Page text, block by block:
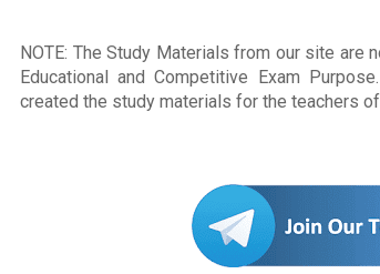
NOTE: The Study Materials from our site are
Educational and Competitive Exam
created the study materials for the teachers